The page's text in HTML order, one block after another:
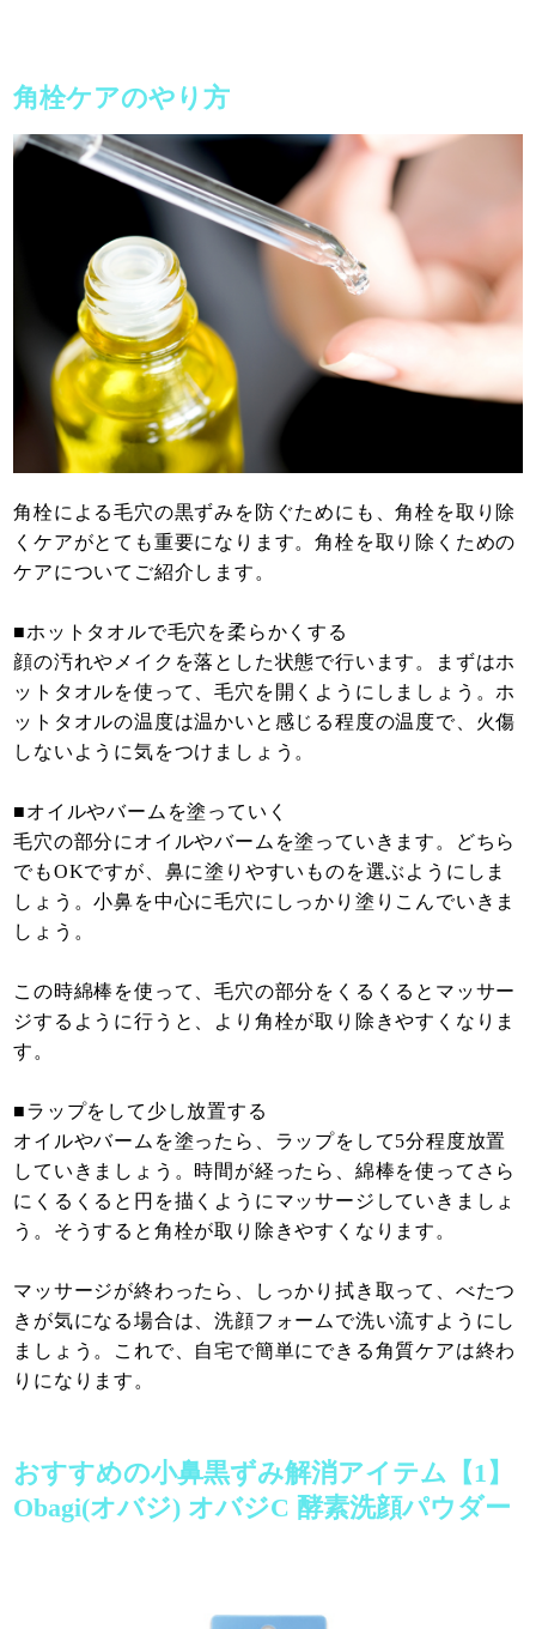
角栓ケアのやり方
角栓による毛穴の黒ずみを防ぐためにも、角栓を取り除
くケアがとても重要になります。角栓を取り除くための
ケアについてご紹介します。
■ホットタオルで毛穴を柔らかくする
顔の汚れやメイクを落とした状態で行います。まずはホ
ットタオルを使って、毛穴を開くようにしましょう。ホ
ットタオルの温度は温かいと感じる程度の温度で、火傷
しないように気をつけましょう。
■オイルやバームを塗っていく
毛穴の部分にオイルやバームを塗っていきます。どちら
でもOKですが、鼻に塗りやすいものを選ぶようにしま
しょう。小鼻を中心に毛穴にしっかり塗りこんでいきま
しょう。
この時綿棒を使って、毛穴の部分をくるくるとマッサー
ジするように行うと、より角栓が取り除きやすくなりま
す。
■ラップをして少し放置する
オイルやバームを塗ったら、ラップをして5分程度放置
していきましょう。時間が経ったら、綿棒を使ってさら
にくるくると円を描くようにマッサージしていきましょ
う。そうすると角栓が取り除きやすくなります。
マッサージが終わったら、しっかり拭き取って、べたつ
きが気になる場合は、洗顔フォームで洗い流すようにし
ましょう。これで、自宅で簡単にできる角質ケアは終わ
りになります。
おすすめの小鼻黒ずみ解消アイテム【1】
Obagi(オバジ) オバジC 酵素洗顔パウダー